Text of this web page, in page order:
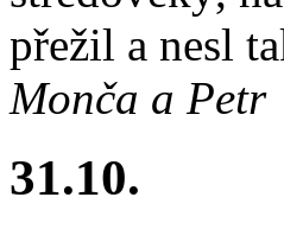
přežil a nesl
Monča a Petr
31.10.